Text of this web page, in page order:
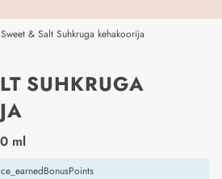
Sweet & Salt Suhkruga kehakoorija
SUHKRUGA
ml